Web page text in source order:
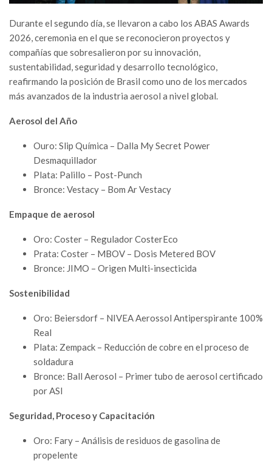
Durante el segundo día, se llevaron a cabo los ABAS Awards
2026, ceremonia en el que se reconocieron proyectos y
compañías que sobresalieron por su innovación,
sustentabilidad, seguridad y desarrollo tecnológico,
reafirmando la posición de Brasil como uno de los mercados
más avanzados de la industria aerosol a nivel global.
Aerosol del Año
Ouro: Slip Química – Dalla My Secret Power
Desmaquillador
Plata: Palillo – Post-Punch
Bronce: Vestacy – Bom Ar Vestacy
Empaque de aerosol
Oro: Coster – Regulador CosterEco
Prata: Coster – MBOV – Dosis Metered BOV
Bronce: JIMO – Origen Multi-insecticida
Sostenibilidad
Oro: Beiersdorf – NIVEA Aerossol Antiperspirante 100%
Real
Plata: Zempack – Reducción de cobre en el proceso de
soldadura
Bronce: Ball Aerosol – Primer tubo de aerosol certificado
por ASI
Seguridad, Proceso y Capacitación
Oro: Fary – Análisis de residuos de gasolina de
propelente